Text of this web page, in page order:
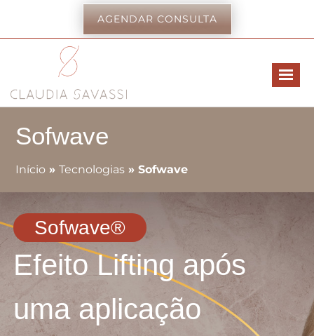
AGENDAR CONSULTA
Sofwave
Início » Tecnologias » Sofwave
Sofwave®
Efeito Lifting após
uma aplicação